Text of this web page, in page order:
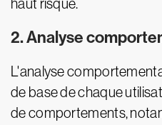
haut risque.
2. Analyse
L'analyse
de base de chaque
de comportements,